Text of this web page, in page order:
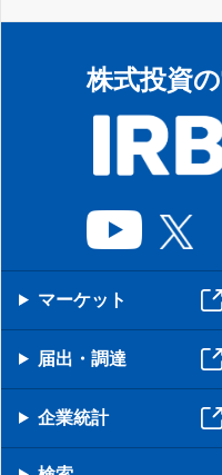
株式投資
マーケット
届出・調達
企業統計